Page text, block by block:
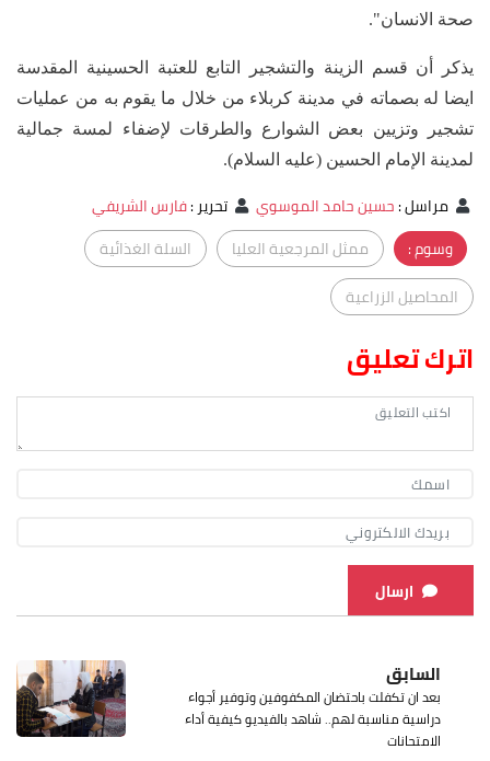
صحة الانسان".
يذكر أن قسم الزينة والتشجير التابع للعتبة الحسينية المقدسة
ايضا له بصماته في مدينة كربلاء من خلال ما يقوم به من عمليات
تشجير وتزيين بعض الشوارع والطرقات لإضفاء لمسة جمالية
لمدينة الإمام الحسين (عليه السلام).
مراسل:حسين حامد الموسوي تحرير:فارس الشريفي
وسوم :
ممثل المرجعية العليا
السلة الغذائية
المحاصيل الزراعية
اترك تعليق
ارسال
السابق
بعد ان تكفلت باحتضان المكفوفين وتوفير أجواء
دراسية مناسبة لهم.. شاهد بالفيديو كيفية أداء
الامتحانات